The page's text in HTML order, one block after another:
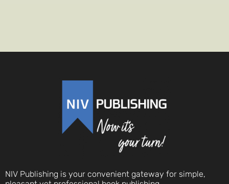
NIV Publishing is your convenient gateway for simple,